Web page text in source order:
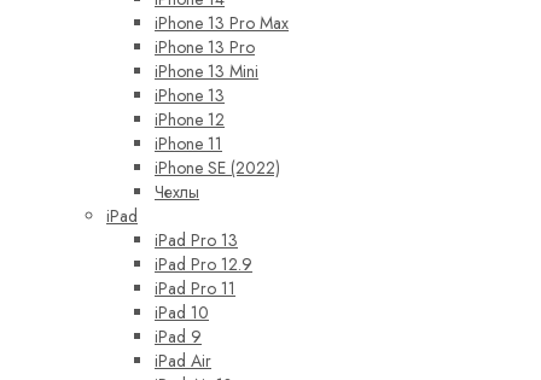
iPhone 13 Pro Max
iPhone 13 Pro
iPhone 13 Mini
iPhone 13
iPhone 12
iPhone 11
iPhone SE (2022)
Чехлы
iPad
iPad Pro 13
iPad Pro 12.9
iPad Pro 11
iPad 10
iPad 9
iPad Air